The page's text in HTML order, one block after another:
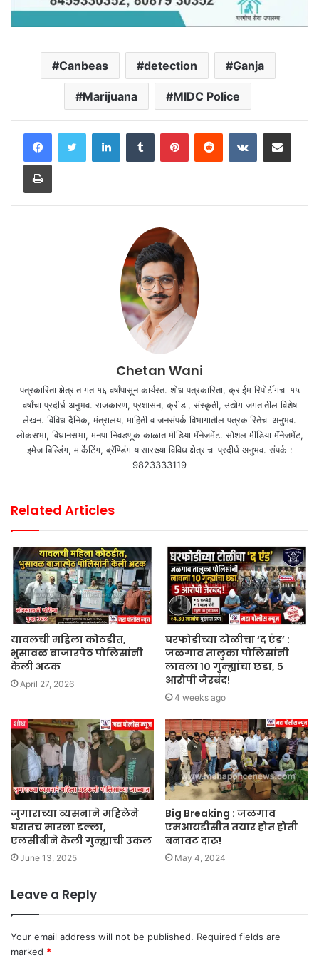
Canbeas detection Ganja
Marijuana MIDC Police
LinkedInTumblr PinterestReddit VKontakteShare via Email
Print
Chetan Wani
पत्रकारिता क्षेत्रात गत १६ वर्षांपासून कार्यरत. शोध पत्रकारिता, क्राईम रिपोर्टींगचा १५
वर्षांचा प्रदीर्घ अनुभव. राजकारण, प्रशासन, क्रीडा, संस्कृती, उद्योग जगतातील विशेष
लेखन. विविध दैनिक, मंत्रालय, माहिती व जनसंपर्क विभागातील पत्रकारितेचा अनुभव.
लोकसभा, विधानसभा, मनपा निवडणूक काळात मीडिया मॅनेजमेंट. सोशल मीडिया मॅनेजमेंट,
इमेज बिल्डिंग, मार्केटिंग, ब्रॅण्डिंग यासारख्या विविध क्षेत्राचा प्रदीर्घ अनुभव. संपर्क :
9823333119
Related Articles
यावलची महिला कोठडीत,
भुसावळ बाजारपेठ पोलिसांनी
केली अटक
April 27, 2026
घरफोडीच्या टोळीचा ‘द एंड’ :
जळगाव तालुका पोलिसांनी
लावला १० गुन्ह्यांचा छडा, ५
आरोपी जेरबंद!
4 weeks ago
जुगाराच्या व्यसनाने महिलेने
घरातच मारला डल्ला,
एलसीबीने केली गुन्ह्याची उकल
June 13, 2025
Big Breaking : जळगाव
एमआयडीसीत तयार होत होती
बनावट दारू!
May 4, 2024
Leave a Reply
Your email address will not be published. Required fields are
marked *